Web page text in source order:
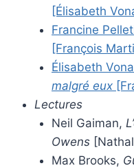
[Élisabeth
Francine
[François
Élisabeth
malgré eux
Lectures
Neil Gaiman,
Owens
Max Brooks,